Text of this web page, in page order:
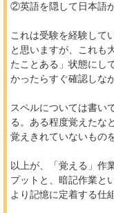
②英語を隠して日本語
これは受験を経験して
と思いますが、これも
たことある」状態にし
かったらすぐ確認しな
スペルについては書い
る。ある程度覚えたな
覚えきれていないもの
以上が、「覚える」作
プットと、暗記作業と
より記憶に定着する仕